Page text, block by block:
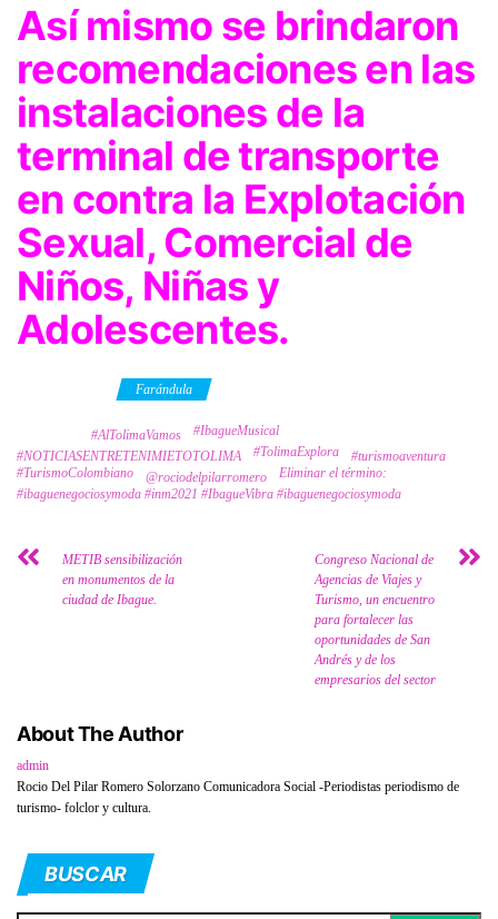
Así mismo se brindaron
recomendaciones en las
instalaciones de la
terminal de transporte
en contra la Explotación
Sexual, Comercial de
Niños, Niñas y
Adolescentes.
Farándula
#AlTolimaVamos
#IbagueMusical
#NOTICIASENTRETENIMIETOTOLIMA
#TolimaExplora
#turismoaventura
#TurismoColombiano
@rociodelpilarromero
Eliminar el término:
#ibaguenegociosymoda #inm2021 #IbagueVibra #ibaguenegociosymoda
METIB sensibilización
en monumentos de la
ciudad de Ibague.
Congreso Nacional de
Agencias de Viajes y
Turismo, un encuentro
para fortalecer las
oportunidades de San
Andrés y de los
empresarios del sector
About The Author
admin
Rocio Del Pilar Romero Solorzano Comunicadora Social -Periodistas periodismo de
turismo- folclor y cultura.
BUSCAR